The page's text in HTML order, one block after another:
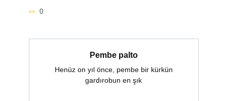
0
Pembe palto
Henüz on yıl önce, pembe bir kürkün
gardırobun en şık